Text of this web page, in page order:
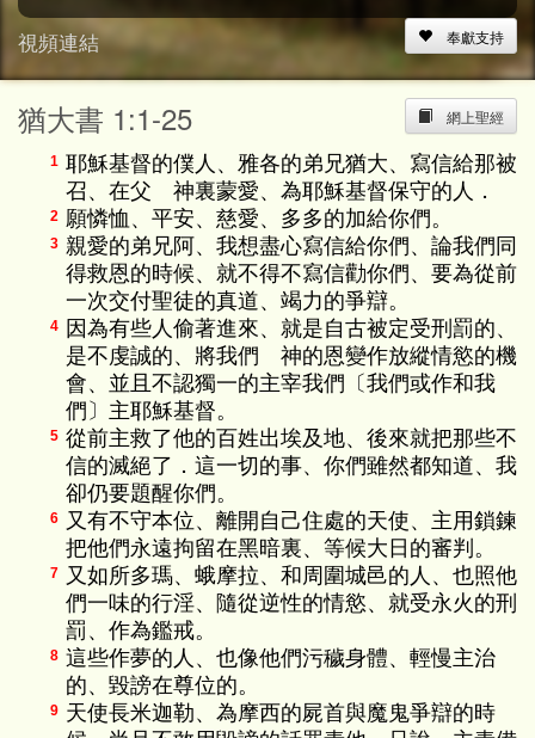
15s
視頻連結 奉獻支持
網上聖經
猶大書 1:1-25
1 耶穌基督的僕人、雅各的弟兄猶大、寫信給那被
召、在父 神裏蒙愛、為耶穌基督保守的人．
2 願憐恤、平安、慈愛、多多的加給你們。
3 親愛的弟兄阿、我想盡心寫信給你們、論我們同
得救恩的時候、就不得不寫信勸你們、要為從前
一次交付聖徒的真道、竭力的爭辯。
4
因為有些人偷著進來、就是自古被定受刑罰的、
是不虔誠的、將我們 神的恩變作放縱情慾的機
會、並且不認獨一的主宰我們〔我們或作和我
們〕主耶穌基督。
5 從前主救了他的百姓出埃及地、後來就把那些不
信的滅絕了．這一切的事、你們雖然都知道、我
卻仍要題醒你們。
6 又有不守本位、離開自己住處的天使、主用鎖鍊
把他們永遠拘留在黑暗裏、等候大日的審判。
7 又如所多瑪、蛾摩拉、和周圍城邑的人、也照他
們一味的行淫、隨從逆性的情慾、就受永火的刑
罰、作為鑑戒。
8 這些作夢的人、也像他們污穢身體、輕慢主治
的、毀謗在尊位的。
9 天使長米迦勒、為摩西的屍首與魔鬼爭辯的時